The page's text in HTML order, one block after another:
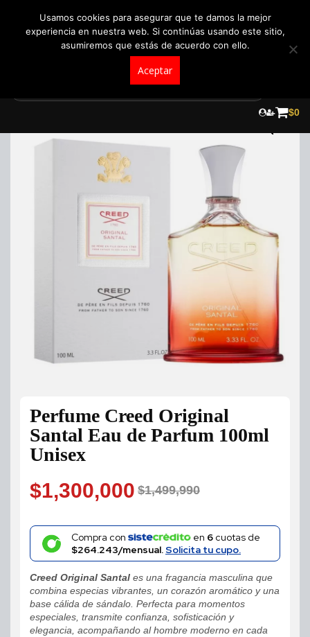
$0
Perfume Creed Original
Santal Eau de Parfum 100ml
Unisex
$1,499,990
Original
price
was:
$1,499,990.
$1,300,000
Current
price
is:
$1,300,000.
Compra con en 6cuotas de
$264.243/mensual.Solicita tu cupo.
Creed Original Santal es una fragancia masculina que
combina especias vibrantes, un corazón aromático y una
base cálida de sándalo. Perfecta para momentos
especiales, transmite confianza, sofisticación y
elegancia, acompañando al hombre moderno en cada
Usamos cookies para asegurar que te damos la mejor
experiencia en nuestra web. Si continúas usando este sitio,
asumiremos que estás de acuerdo con ello.
Aceptar